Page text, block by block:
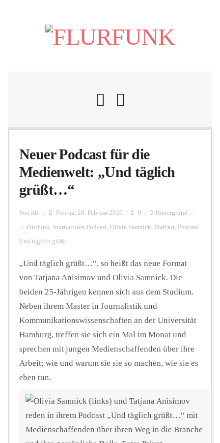
Nachrichten
Flurschelte
Personalien
FUNKTURM-Beiträge
Podcast
Seminare
Unterstützen
Neuer Podcast für die
Medienwelt: „Und täglich
grüßt…“
Von ith Freitag, 28. Februar 2020 0 Hintergrund
Flurfunk, Journalisten Podcast, Olivia Samnick, Podcast, Podcast
Und täglich grüßt
„Und täglich grüßt…“, so heißt das neue Format
von Tatjana Anisimov und Olivia Samnick. Die
beiden 25-Jährigen kennen sich aus dem Studium.
Neben ihrem Master in Journalistik und
Kommunikationswissenschaften an der Universität
Hamburg, treffen sie sich ein Mal im Monat und
sprechen mit jungen Medienschaffenden über ihre
Arbeit; wie und warum sie sie so machen, wie sie es
eben tun.